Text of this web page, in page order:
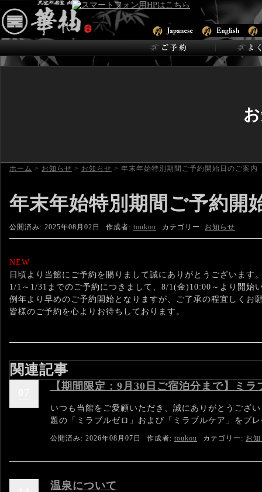
ホーム > お知らせ > お知らせ > 年末年始特別期間ご予約開始日のご案内
年末年始特別期間ご予約開
公開済み: 2025年08月02日 作成者: toukou カテゴリー: お知らせ
NEW
日頃より当館にご予約 を賜りまして誠にありがとうございます
1/1～1/31までのご予約 につきまして、8/1(金)10:00～より開始
例年より早めのご予約開始 となりますが、 ご了承の程宜しくお
皆様のご予約 を心よりお待ちしております。
関連記事
【期間限定：9月30日ご宿泊分まで】ミ
いつも当館をご愛顧いただき、誠にありがとうござ
題の「ミラブルゼロ」および「ミラブルケア」をプ
公開済み: 2026年08月07日 作成者: toukou カテゴリー: お
温泉について